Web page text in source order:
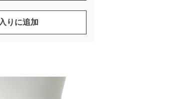
りに追加